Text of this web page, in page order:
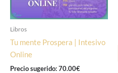
Libros
Tu mente Prospera | Intesivo
Online
Precio sugerido:70.00€